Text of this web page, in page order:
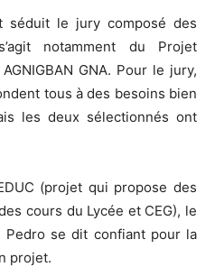
séduit le jury composé des
notamment du Projet
GNA. Pour le jury,
tous à des besoins bien
les deux sélectionnés ont
(projet qui propose des
cours du Lycée et CEG), le
Pedro se dit confiant pour la
projet.